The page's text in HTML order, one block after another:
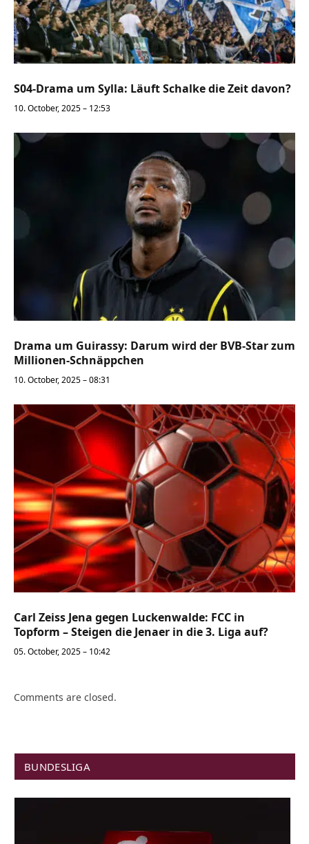
S04-Drama um Sylla: Läuft Schalke die Zeit davon?
10. October, 2025 – 12:53
Drama um Guirassy: Darum wird der BVB-Star zum
Millionen-Schnäppchen
10. October, 2025 – 08:31
Carl Zeiss Jena gegen Luckenwalde: FCC in
Topform – Steigen die Jenaer in die 3. Liga auf?
05. October, 2025 – 10:42
Comments are closed.
BUNDESLIGA